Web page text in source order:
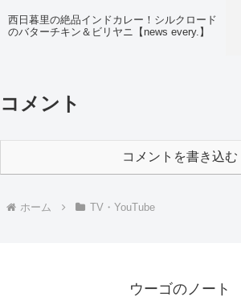
西日暮里の絶品インドカレー！シルクロード
のバターチキン＆ビリヤニ【news every.】
コメント
コメントを書き込む
ホーム TV・YouTube
ウーゴのノート